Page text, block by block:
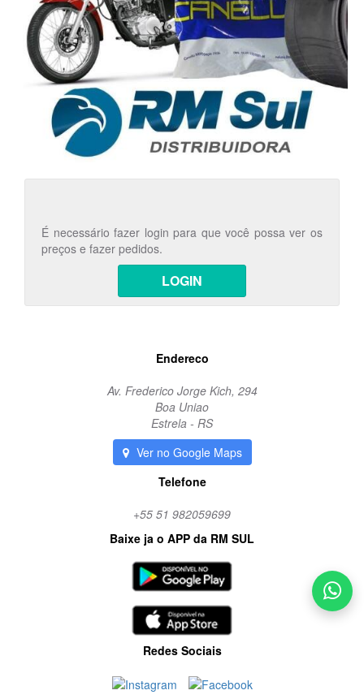
É necessário fazer login para que você possa ver os
preços e fazer pedidos.
LOGIN
Endereco
Av. Frederico Jorge Kich, 294
Boa Uniao
Estrela - RS
Ver no Google Maps
Telefone
+55 51 982059699
Baixe ja o APP da RM SUL
Redes Sociais